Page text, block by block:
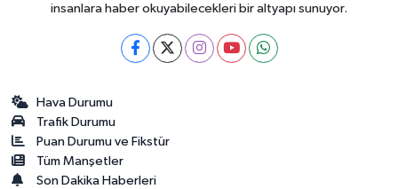
insanlara haber okuyabilecekleri bir altyapı sunuyor.
Hava Durumu
Trafik Durumu
Puan Durumu ve Fikstür
Tüm Manşetler
Son Dakika Haberleri